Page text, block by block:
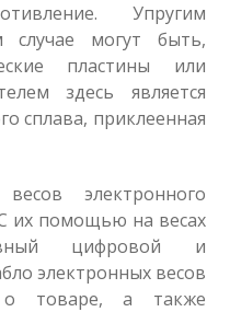
Упругим
могут быть,
пластины или
здесь является
сплава, приклеенная
электронного
их помощью на весах
цифровой и
электронных весов
товаре, а также